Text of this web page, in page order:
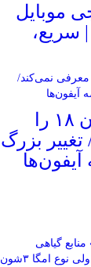
موبایل
سریع،
اپل امسال آیفون ۱۸ را
بزرگ
گیاهی
می‌تونن کمک‌کننده باشن، ولی نوع امگا ۳شون